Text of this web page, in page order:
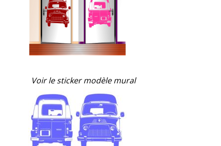
Voir le sticker modèle mural